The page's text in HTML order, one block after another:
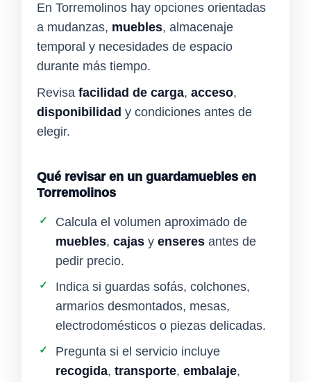
En Torremolinos hay opciones orientadas
a mudanzas, muebles, almacenaje
temporal y necesidades de espacio
durante más tiempo.
Revisa facilidad de carga, acceso,
disponibilidad y condiciones antes de
elegir.
Qué revisar en un guardamuebles en
Torremolinos
✓
Calcula el volumen aproximado de
muebles, cajas y enseres antes de
pedir precio.
✓
Indica si guardas sofás, colchones,
armarios desmontados, mesas,
electrodomésticos o piezas delicadas.
✓
Pregunta si el servicio incluye
recogida, transporte, embalaje,